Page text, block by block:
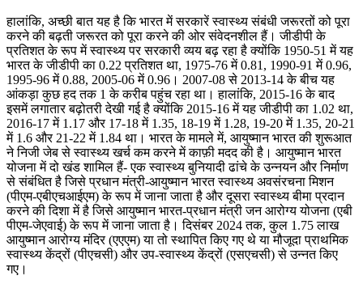
हालांकि, अच्छी बात यह है कि भारत में सरकारें स्वास्थ्य संबंधी जरूरतों को पूरा
करने की बढ़ती जरूरत को पूरा करने की ओर संवेदनशील हैं। जीडीपी के
प्रतिशत के रूप में स्वास्थ्य पर सरकारी व्यय बढ़ रहा है क्योंकि 1950-51 में यह
भारत के जीडीपी का 0.22 प्रतिशत था, 1975-76 में 0.81, 1990-91 में 0.96,
1995-96 में 0.88, 2005-06 में 0.96। 2007-08 से 2013-14 के बीच यह
आंकड़ा कुछ हद तक 1 के करीब पहुंच रहा था। हालांकि, 2015-16 के बाद
इसमें लगातार बढ़ोतरी देखी गई है क्योंकि 2015-16 में यह जीडीपी का 1.02 था,
2016-17 में 1.17 और 17-18 में 1.35, 18-19 में 1.28, 19-20 में 1.35, 20-21
में 1.6 और 21-22 में 1.84 था। भारत के मामले में, आयुष्मान भारत की शुरूआत
ने निजी जेब से स्वास्थ्य खर्च कम करने में काफ़ी मदद की है। आयुष्मान भारत
योजना में दो खंड शामिल हैं- एक स्वास्थ्य बुनियादी ढांचे के उन्नयन और निर्माण
से संबंधित है जिसे प्रधान मंत्री-आयुष्मान भारत स्वास्थ्य अवसंरचना मिशन
(पीएम-एबीएचआईएम) के रूप में जाना जाता है और दूसरा स्वास्थ्य बीमा प्रदान
करने की दिशा में है जिसे आयुष्मान भारत-प्रधान मंत्री जन आरोग्य योजना (एबी
पीएम-जेएवाई) के रूप में जाना जाता है। दिसंबर 2024 तक, कुल 1.75 लाख
आयुष्मान आरोग्य मंदिर (एएएम) या तो स्थापित किए गए थे या मौजूदा प्राथमिक
स्वास्थ्य केंद्रों (पीएचसी) और उप-स्वास्थ्य केंद्रों (एसएचसी) से उन्नत किए
गए।